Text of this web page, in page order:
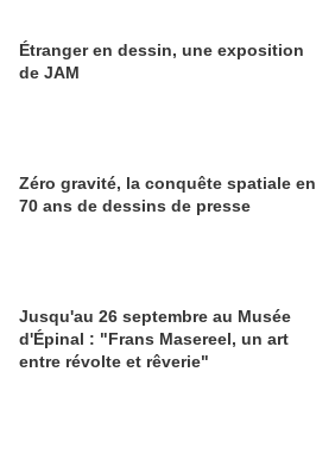
Étranger en dessin, une exposition
de JAM
Zéro gravité, la conquête spatiale en
70 ans de dessins de presse
Jusqu'au 26 septembre au Musée
d'Épinal : "Frans Masereel, un art
entre révolte et rêverie"